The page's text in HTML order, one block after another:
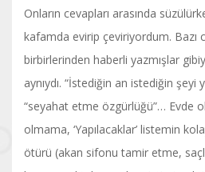
Onların cevapları arasında
kafamda evirip çeviriyordum. Bazı
birbirlerinden haberli yazmışlar
aynıydı. “İstediğin an istediğin şeyi
“seyahat etme özgürlüğü”… Evde
olmama, ‘Yapılacaklar’ listemin
ötürü (akan sifonu tamir etme,